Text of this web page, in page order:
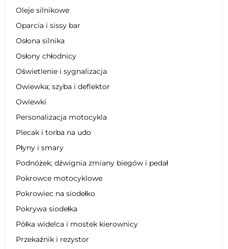
Oleje silnikowe
Oparcia i sissy bar
Osłona silnika
Osłony chłodnicy
Oświetlenie i sygnalizacja
Owiewka; szyba i deflektor
Owiewki
Personalizacja motocykla
Plecak i torba na udo
Płyny i smary
Podnóżek; dźwignia zmiany biegów i pedał
Pokrowce motocyklowe
Pokrowiec na siodełko
Pokrywa siodełka
Półka widelca i mostek kierownicy
Przekaźnik i rezystor